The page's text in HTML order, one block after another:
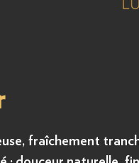
fraîchement